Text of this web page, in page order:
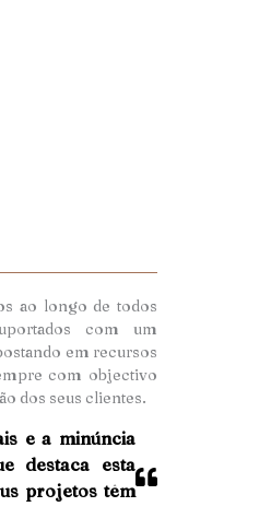
ao longo de todos
com um
em recursos
com objectivo
dos seus clientes.
e a minúncia
destaca esta
projetos têm